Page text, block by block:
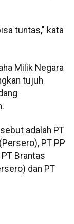
tuntas," kata
Milik Negara
tujuh
adalah PT
PT PP
Brantas
dan PT